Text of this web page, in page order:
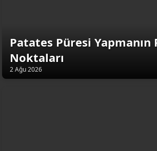
Patates Püresi Yapmanın
Noktaları
2 Ağu 2026